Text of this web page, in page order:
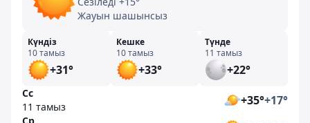
Жауын шашынсыз
Күндіз
10 тамыз
+31°
Кешке
10 тамыз
+33°
Түнде
11 тамыз
+22°
Сс
11 тамыз
+35°+17°